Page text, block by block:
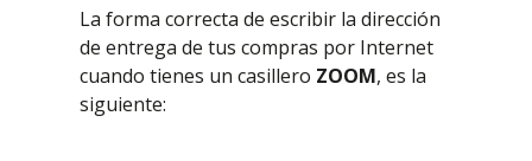
La forma correcta de escribir la dirección
de entrega de tus compras por Internet
cuando tienes un casillero ZOOM, es la
siguiente: